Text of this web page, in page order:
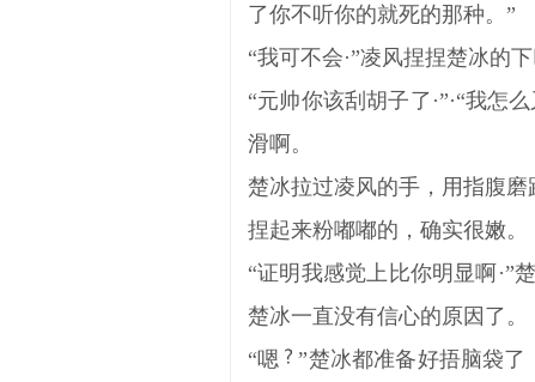
了你不听你的就死的那种。”
“我可不会·”凌风捏捏楚冰的
“元帅你该刮胡子了·”·“我怎
滑啊。
楚冰拉过凌风的手，用指腹
捏起来粉嘟嘟的，确实很嫩。
“证明我感觉上比你明显啊·”
楚冰一直没有信心的原因了。
“嗯
”楚冰都准备好捂脑袋了